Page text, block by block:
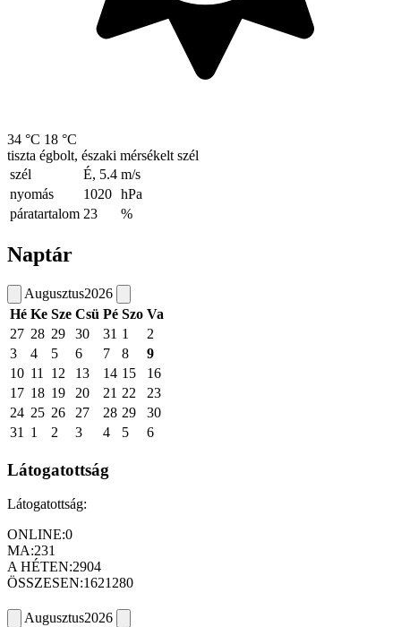
34 °C 18 °C
tiszta égbolt, északi mérsékelt szél
szél
É, 5.4 m/s
nyomás
1020 hPa
páratartalom 23 %
Naptár
Augusztus2026
Hé Ke Sze Csü Pé Szo Va
27 28 29 30 31 1
2
3
4 5 6 7 8
9
10 11 12 13 14 15
16
17 18 19 20 21 22
23
24 25 26 27 28 29
30
31
1 2 3 4 5 6
Látogatottság
Látogatottság:
ONLINE:0
MA:231
A HÉTEN:2904
ÖSSZESEN:1621280
Augusztus2026